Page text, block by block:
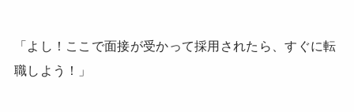
「よし！ここで面接が受かって採用されたら、すぐに転
職しよう！」